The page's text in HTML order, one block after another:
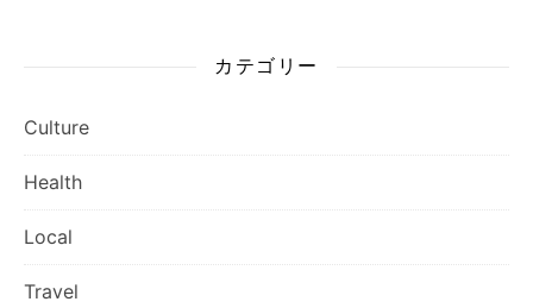
カテゴリー
Culture
Health
Local
Travel